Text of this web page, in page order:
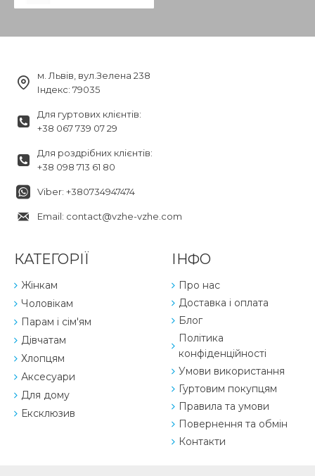
м. Львів, вул.Зелена 238
Індекс: 79035
Для гуртових клієнтів:
+38 067 739 07 29
Для роздрібних клієнтів:
+38 098 713 61 80
Viber: +380734947474
Email: contact@vzhe-vzhe.com
КАТЕГОРІЇ
Жінкам
Чоловікам
Парам і сім'ям
Дівчатам
Хлопцям
Аксесуари
Для дому
Ексклюзив
ІНФО
Про нас
Доставка і оплата
Блог
Політика
конфіденційності
Умови використання
Гуртовим покупцям
Правила та умови
Повернення та обмін
Контакти